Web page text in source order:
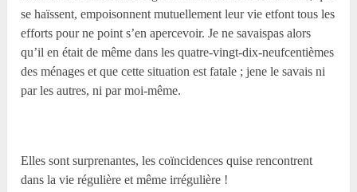
se haïssent, empoisonnent mutuellement leur vie etfont tous les
efforts pour ne point s’en apercevoir. Je ne savaispas alors
qu’il en était de même dans les quatre-vingt-dix-neufcentièmes
des ménages et que cette situation est fatale ; jene le savais ni
par les autres, ni par moi-même.
Elles sont surprenantes, les coïncidences quise rencontrent
dans la vie régulière et même irrégulière !